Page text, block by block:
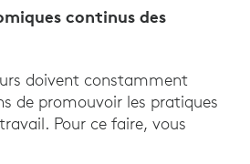
continus des
doivent constamment
de promouvoir les pratiques
Pour ce faire, vous